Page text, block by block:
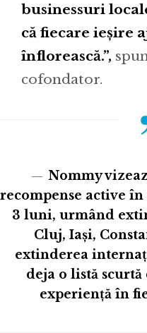
businessuri
că fiecare ieșire
înflorească.”,
cofondator.
Nommy
recompense active
3 luni, urmând
Cluj, Iași,
extinderea
deja o listă
experiență în